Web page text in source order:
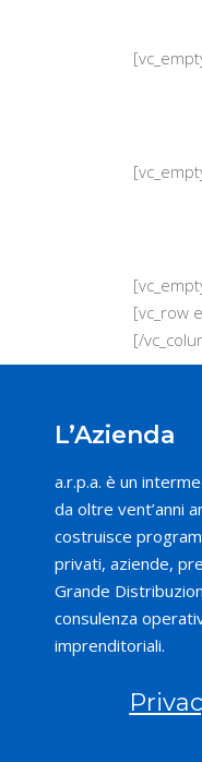
[vc_row
[/
L’Azienda
a.r.p.a. è un
da oltre vent’anni
costruisce
privati, aziende,
Grande
consulenza
imprenditoriali.